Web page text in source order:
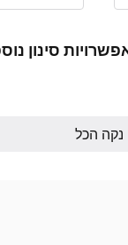
סינון
נקה הכל